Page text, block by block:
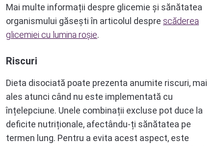
Mai multe informații despre glicemie și sănătatea
organismului găsești în articolul despre scăderea
glicemiei cu lumina roșie.
Riscuri
Dieta disociată poate prezenta anumite riscuri, mai
ales atunci când nu este implementată cu
înțelepciune. Unele combinații excluse pot duce la
deficite nutriționale, afectându-ți sănătatea pe
termen lung. Pentru a evita acest aspect, este